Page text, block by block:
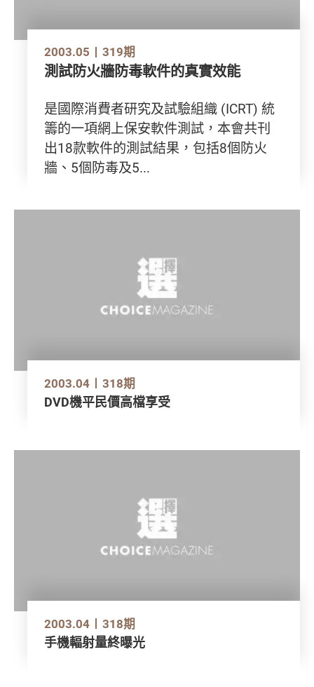
2003.05 319期
測試防火牆防毒軟件的真實效能
是國際消費者研究及試驗組織 (ICRT) 統
籌的一項網上保安軟件測試，本會共刊
出18款軟件的測試結果，包括8個防火
牆、5個防毒及5...
2003.04 318期
DVD機平民價高檔享受
2003.04 318期
手機輻射量終曝光